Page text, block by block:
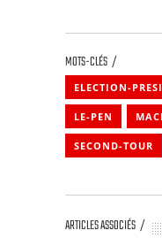
MOTS-CLÉS
ELECTION-
LE-PEN
SECOND-TOUR
ARTICLES ASSOCIÉS